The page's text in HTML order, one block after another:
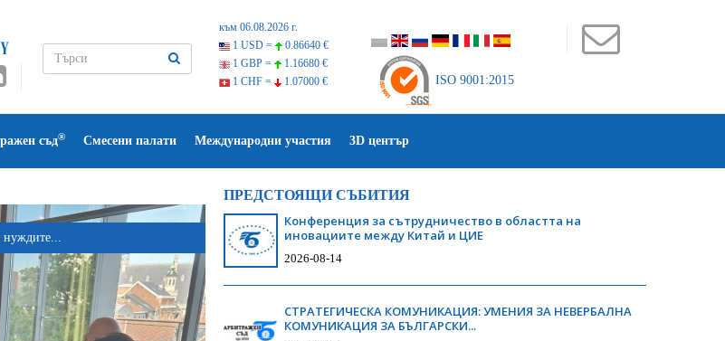
към 06.08.2026 г.
1 USD =
0.86640 €
1 GBP =
1.16680 €
1 CHF =
1.07000 € ISO 9001:2015
съд® Смесени палати Международни участия 3D център
нуждите...
ПРЕДСТОЯЩИ СЪБИТИЯ
Конференция за сътрудничество в областта на
иновациите между Китай и ЦИЕ
2026-08-14
СТРАТЕГИЧЕСКА КОМУНИКАЦИЯ: УМЕНИЯ ЗА НЕВЕРБАЛНА
КОМУНИКАЦИЯ ЗА БЪЛГАРСКИ...